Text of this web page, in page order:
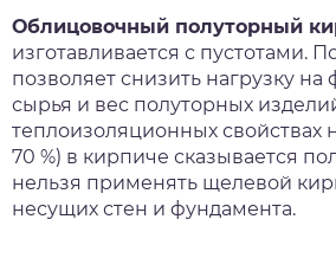
Облицовочный полуторный
изготавливается с пустотами.
позволяет снизить нагрузку на
сырья и вес полуторных
теплоизоляционных свойствах
70 %) в кирпиче сказывается
нельзя применять щелевой
несущих стен и фундамента.